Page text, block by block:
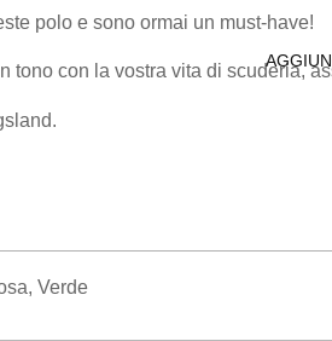
polo e sono ormai un must-have!
tono con la vostra vita di scuderia,
, Verde